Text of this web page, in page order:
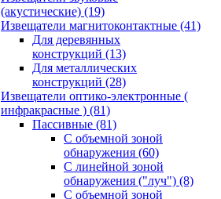
(акустические) (19)
Извещатели магнитоконтактные (41)
Для деревянных
конструкций (13)
Для металлических
конструкций (28)
Извещатели оптико-электронные (
инфракрасные ) (81)
Пассивные (81)
С объемной зоной
обнаружения (60)
С линейной зоной
обнаружения ("луч") (8)
С объемной зоной